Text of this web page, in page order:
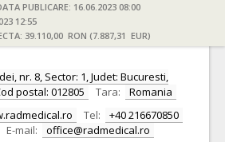
PUBLICARE: 16.06.2023 08:00
12:55
39.110,00 RON (7.887,31 EUR)
Medical Consult&Service S.R.L.
nr. 8, Sector: 1, Judet: Bucuresti,
postal: 012805
Tara:
Romania
Tel:
+40 216670850
E-mail: office@radmedical.ro